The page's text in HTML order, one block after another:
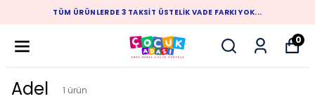
TÜM ÜRÜNLERDE 3 TAKSIT ÜSTELIK VADE FARKI YOK...
0
Adel 1 ürün